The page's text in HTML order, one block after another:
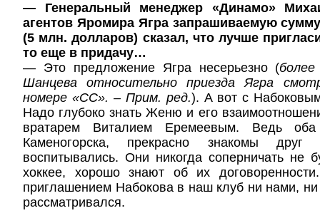
— Генеральный менеджер «Динамо»
агентов Яромира Ягра запрашиваемую сумму
(5 млн. долларов) сказал, что лучше
то еще в придачу…
— Это предложение Ягра несерьезно (
Шанцева относительно приезда Ягра
номере «СС». – Прим. ред.). А вот с
Надо глубоко знать Женю и его
вратарем Виталием Еремеевым. Ведь
Каменогорска, прекрасно знакомы
воспитывались. Они никогда соперничать не
хоккее, хорошо знают об их
приглашением Набокова в наш клуб ни нами,
рассматривался.